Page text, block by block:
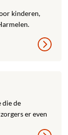
kinderen,
die de
er even